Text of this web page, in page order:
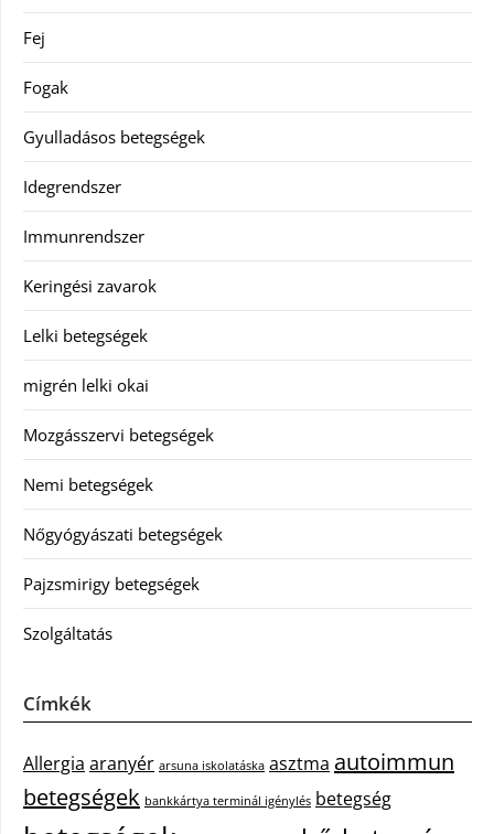
Fej
Fogak
Gyulladásos betegségek
Idegrendszer
Immunrendszer
Keringési zavarok
Lelki betegségek
migrén lelki okai
Mozgásszervi betegségek
Nemi betegségek
Nőgyógyászati betegségek
Pajzsmirigy betegségek
Szolgáltatás
Címkék
Allergia aranyér arsuna iskolatáska asztma autoimmun
betegségek bankkártya terminál igénylés betegség